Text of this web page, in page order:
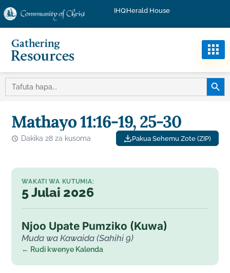
IHQHerald House
Mathayo 11:16-19, 25-30
Pakua Sehemu Zote (ZIP)
Dakika 28 za kusoma
WAKATI WA KUTUMIA:
5 Julai 2026
Njoo Upate Pumziko (Kuwa)
Muda wa Kawaida (Sahihi 9)
← Rudi kwenye Kalenda